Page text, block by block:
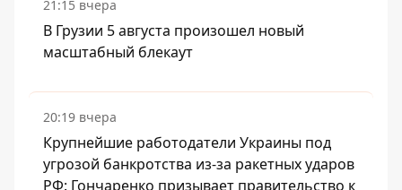
21:15 вчера
В Грузии 5 августа произошел новый
масштабный блекаут
20:19 вчера
Крупнейшие работодатели Украины под
угрозой банкротства из-за ракетных ударов
РФ: Гончаренко призывает правительство к